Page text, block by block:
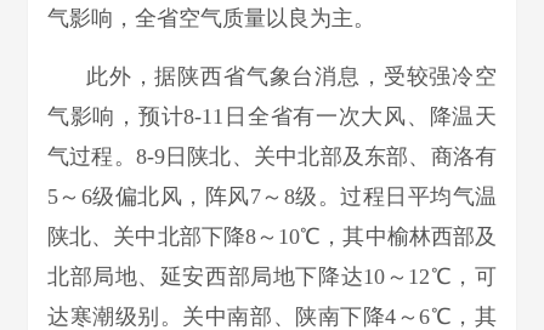
气影响，全省空气质量以良为主。
此外，据陕西省气象台消息，受较强冷空
气影响，预计8-11日全省有一次大风、降温天
气过程。8-9日陕北、关中北部及东部、商洛有
5～6级偏北风，阵风7～8级。过程日平均气温
陕北、关中北部下降8～10℃，其中榆林西部及
北部局地、延安西部局地下降达10～12℃，可
达寒潮级别。关中南部、陕南下降4～6℃，其